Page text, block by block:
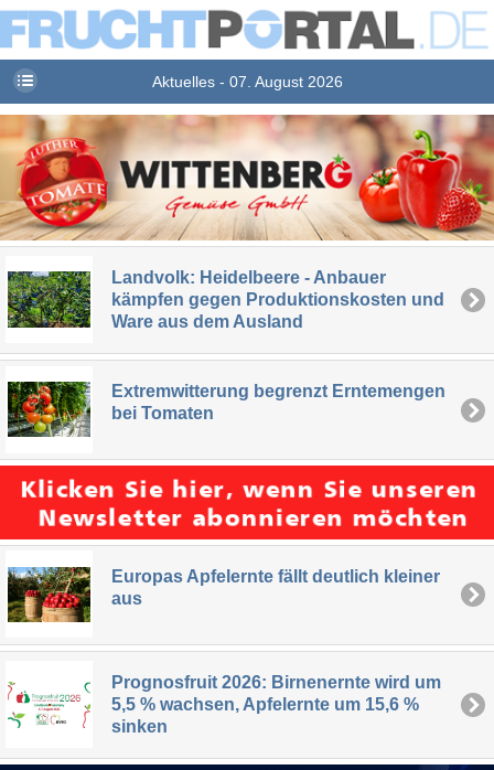
Aktuelles - 07. August 2026
Landvolk: Heidelbeere - Anbauer
kämpfen gegen Produktionskosten und
Ware aus dem Ausland
Extremwitterung begrenzt Erntemengen
bei Tomaten
Europas Apfelernte fällt deutlich kleiner
aus
Prognosfruit 2026: Birnenernte wird um
5,5 % wachsen, Apfelernte um 15,6 %
sinken